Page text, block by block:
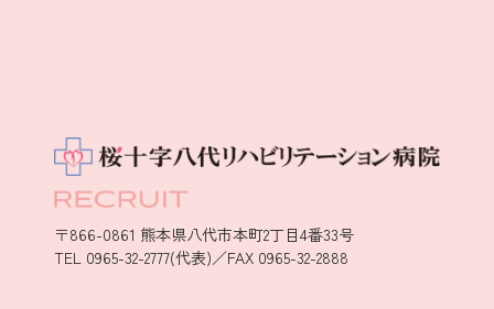
〒866-0861 熊本県八代市本町2丁目4番33号
TEL 0965-32-2777(代表)／FAX 0965-32-2888